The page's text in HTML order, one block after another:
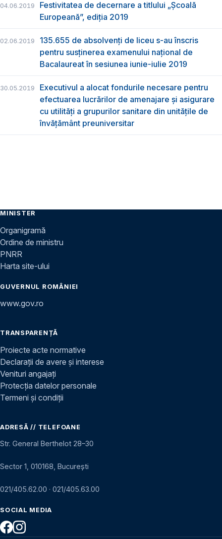
04.06.2019
Festivitatea de decernare a titlului „Şcoală
Europeană”, ediția 2019
02.06.2019
135.655 de absolvenţi de liceu s-au înscris
pentru susţinerea examenului naţional de
Bacalaureat în sesiunea iunie-iulie 2019
30.05.2019
Executivul a alocat fondurile necesare pentru
efectuarea lucrărilor de amenajare și asigurare
cu utilități a grupurilor sanitare din unitățile de
învățământ preuniversitar
MINISTER
Organigramă
Ordine de ministru
PNRR
Harta site-ului
GUVERNUL ROMÂNIEI
www.gov.ro
TRANSPARENȚĂ
Proiecte acte normative
Declarații de avere și interese
Venituri angajați
Protecția datelor personale
Termeni și condiții
ADRESĂ // TELEFOANE
Str. General Berthelot 28–30
Sector 1, 010168, București
021/405.62.00 · 021/405.63.00
SOCIAL MEDIA